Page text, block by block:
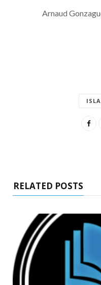
Arnaud
RELATED POSTS